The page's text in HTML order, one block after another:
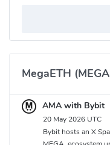
MegaETH
AMA with Bybit
20 May 2026 UTC
Bybit hosts an X